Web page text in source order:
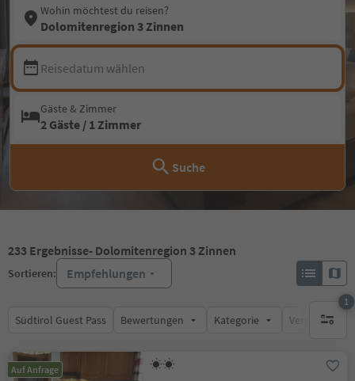
Wohin möchtest du reisen?
Dolomitenregion 3 Zinnen
Reisedatum wählen
Gäste & Zimmer
2 Gäste / 1 Zimmer
Suche
233 Ergebnisse- Dolomitenregion 3 Zinnen
Sortieren: Empfehlungen
Südtirol Guest Pass Bewertungen Kategorie
1
1
Auf Anfrage